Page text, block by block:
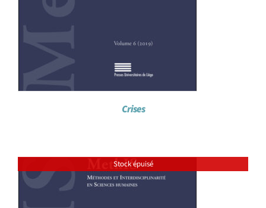
Crises
Stock épuisé